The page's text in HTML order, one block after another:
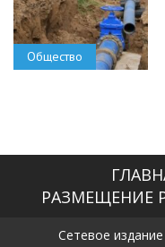
Общество
РАЗМЕЩЕНИЕ
Сетевое